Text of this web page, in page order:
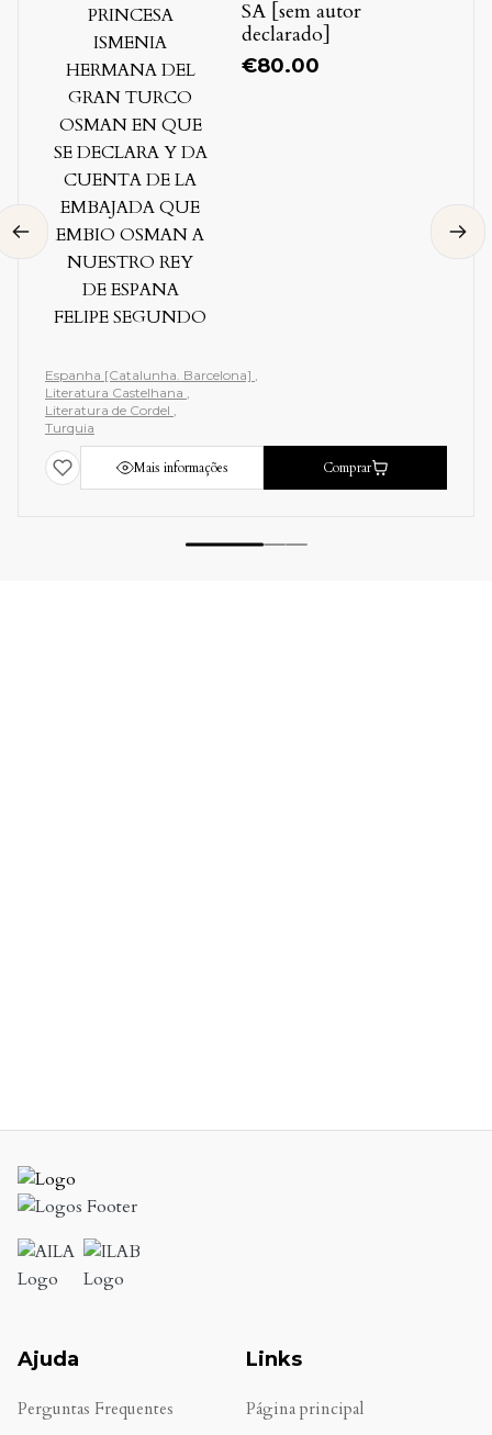
GRAN TURCO
OSMAN EN QUE SE
DECLARA Y DA
SA [sem autor
declarado]
€80.00
Espanha [Catalunha. Barcelona]
Literatura Castelhana
Literatura de Cordel
Turquia
Mais informações Comprar
Ajuda
Perguntas Frequentes
Links
Página principal